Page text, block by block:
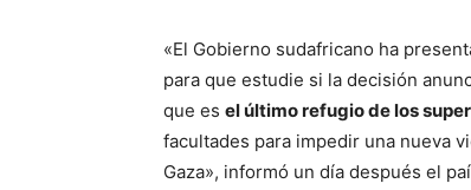
«El Gobierno sudafricano ha
para que estudie si la decisión
que es el último refugio de los
facultades para impedir una nueva
Gaza», informó un día después el